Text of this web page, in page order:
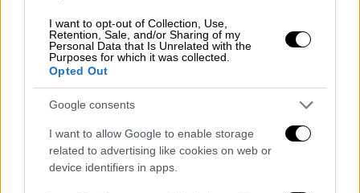
I want to opt-out of Collection, Use,
Retention, Sale, and/or Sharing of my
Personal Data that Is Unrelated with the
Purposes for which it was collected.
Opted Out
Google consents
I want to allow Google to enable storage
related to advertising like cookies on web or
device identifiers in apps.
Μια Ευρώπη, όμως, «μπερδεμένη», χωρίς
στόχευση στον ορίζοντα, που υπηρετεί
ισορροπίες κατευνασμού, αντί να δίνει
«τροφή» στην πραγματική της δύναμη που
είναι η παραγωγή, «λαδώνει» με αυτού του
είδους τις πολιτικές την αλυσίδα του
«ευρωσκεπτισμού».
Γιατί το λέω αυτό;… Δείτε τα τελευταία